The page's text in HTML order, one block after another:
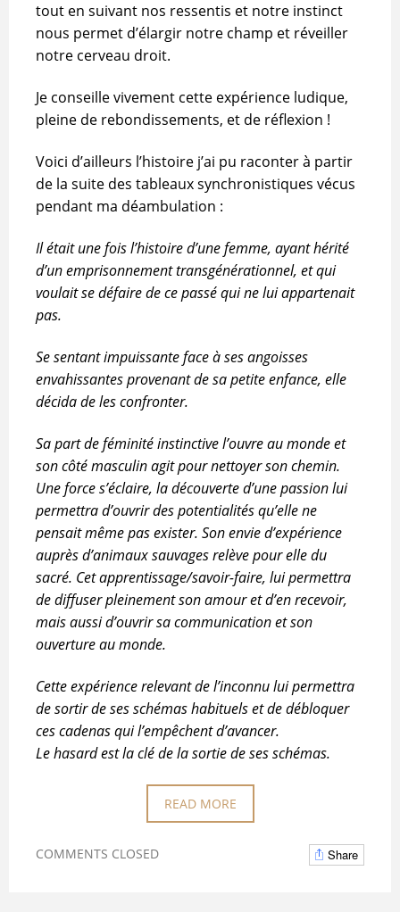
tout en suivant nos ressentis et notre instinct
nous permet d’élargir notre champ et réveiller
notre cerveau droit.
Je conseille vivement cette expérience ludique,
pleine de rebondissements, et de réflexion !
Voici d’ailleurs l’histoire j’ai pu raconter à partir
de la suite des tableaux synchronistiques vécus
pendant ma déambulation :
Il était une fois l’histoire d’une femme, ayant hérité
d’un emprisonnement transgénérationnel, et qui
voulait se défaire de ce passé qui ne lui appartenait
pas.
Se sentant impuissante face à ses angoisses
envahissantes provenant de sa petite enfance, elle
décida de les confronter.
Sa part de féminité instinctive l’ouvre au monde et
son côté masculin agit pour nettoyer son chemin.
Une force s’éclaire, la découverte d’une passion lui
permettra d’ouvrir des potentialités qu’elle ne
pensait même pas exister. Son envie d’expérience
auprès d’animaux sauvages relève pour elle du
sacré. Cet apprentissage/savoir-faire, lui permettra
de diffuser pleinement son amour et d’en recevoir,
mais aussi d’ouvrir sa communication et son
ouverture au monde.
Cette expérience relevant de l’inconnu lui permettra
de sortir de ses schémas habituels et de débloquer
ces cadenas qui l’empêchent d’avancer.
Le hasard est la clé de la sortie de ses schémas.
READ MORE
COMMENTS CLOSED Share